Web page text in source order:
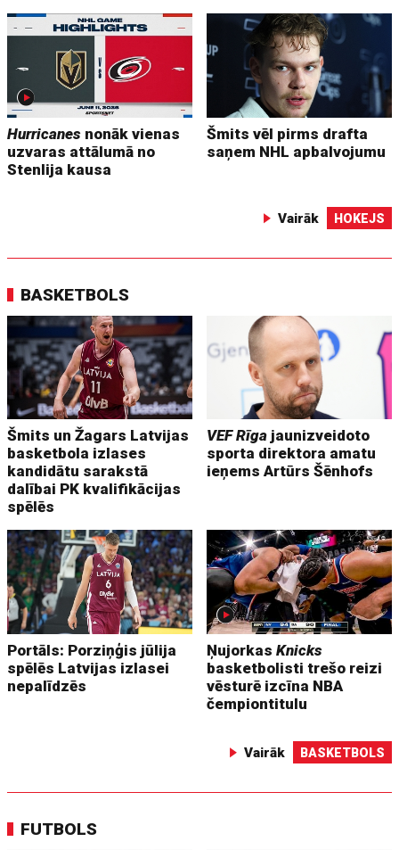
Hurricanes nonāk vienas
uzvaras attālumā no
Stenlija kausa
Šmits vēl pirms drafta
saņem NHL apbalvojumu
Vairāk HOKEJS
BASKETBOLS
Šmits un Žagars Latvijas
basketbola izlases
kandidātu sarakstā
dalībai PK kvalifikācijas
spēlēs
VEF Rīga jaunizveidoto
sporta direktora amatu
ieņems Artūrs Šēnhofs
Portāls: Porziņģis jūlija
spēlēs Latvijas izlasei
nepalīdzēs
ŅujorkasKnicks
basketbolisti trešo reizi
vēsturē izcīna NBA
čempiontitulu
Vairāk BASKETBOLS
FUTBOLS